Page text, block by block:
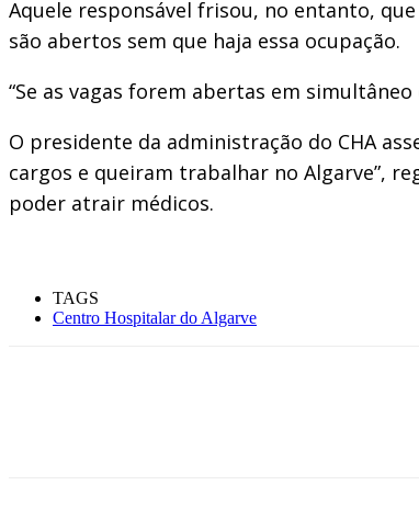
Aquele responsável frisou, no entanto,
são abertos sem que haja essa ocupação.
“Se as vagas forem abertas em
O presidente da administração do CHA
cargos e queiram trabalhar no Algarve”,
poder atrair médicos.
TAGS
Centro Hospitalar do Algarve